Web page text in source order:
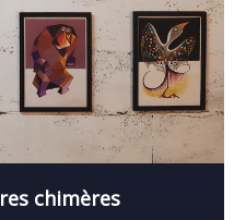
chimères